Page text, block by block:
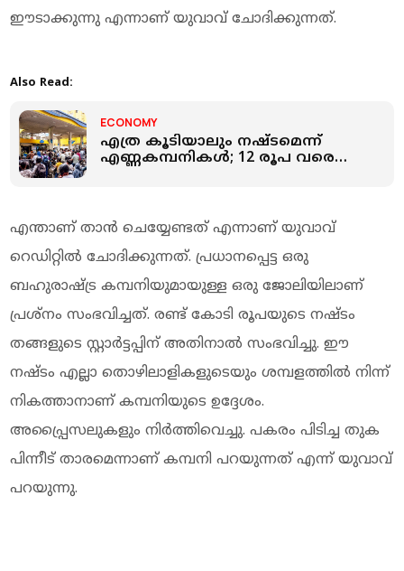
ഈടാക്കുന്നു എന്നാണ് യുവാവ് ചോദിക്കുന്നത്.
Also Read:
ECONOMY
എത്ര കൂടിയാലും നഷ്ടമെന്ന്
എണ്ണകമ്പനികൾ; 12 രൂപ വരെ
എന്താണ് താൻ ചെയ്യേണ്ടത് എന്നാണ് യുവാവ്
റെഡിറ്റിൽ ചോദിക്കുന്നത്. പ്രധാനപ്പെട്ട ഒരു
ബഹുരാഷ്ട്ര കമ്പനിയുമായുള്ള ഒരു ജോലിയിലാണ്
പ്രശ്നം സംഭവിച്ചത്. രണ്ട് കോടി രൂപയുടെ നഷ്ടം
തങ്ങളുടെ സ്റ്റാർട്ടപ്പിന് അതിനാൽ സംഭവിച്ചു. ഈ
നഷ്ടം എല്ലാ തൊഴിലാളികളുടെയും ശമ്പളത്തിൽ നിന്ന്
നികത്താനാണ് കമ്പനിയുടെ ഉദ്ദേശം.
അപ്പ്രൈസലുകളും നിർത്തിവെച്ചു. പകരം പിടിച്ച തുക
പിന്നീട് താരമെന്നാണ് കമ്പനി പറയുന്നത് എന്ന് യുവാവ്
പറയുന്നു.